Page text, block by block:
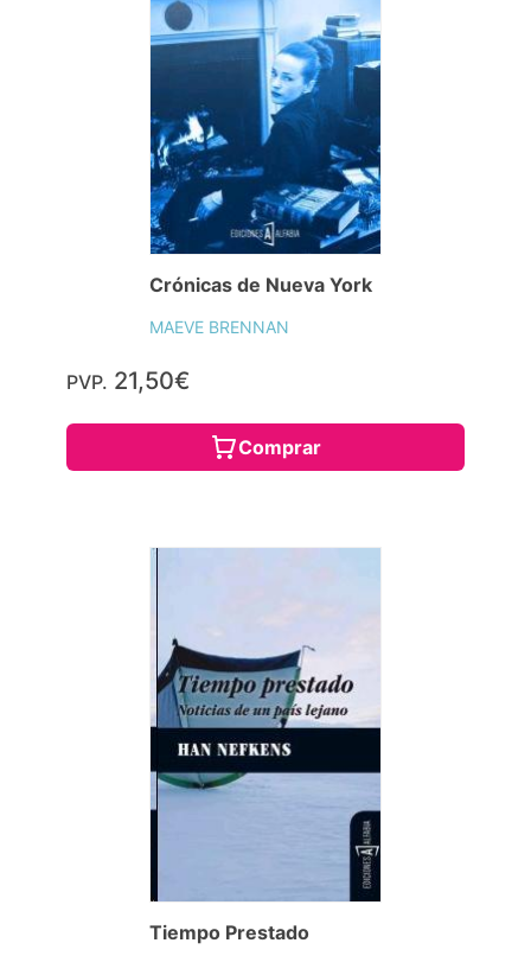
Crónicas de Nueva York
MAEVE BRENNAN
PVP. 21,50€
Comprar
Tiempo Prestado